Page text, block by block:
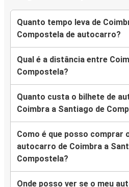
Quanto tempo leva de
Compostela de autocarro?
Qual é a distância entre
Compostela?
Quanto custa o bilhete de
Coimbra a Santiago de
Como é que posso comprar
autocarro de Coimbra a
Compostela?
Onde posso ver se o meu